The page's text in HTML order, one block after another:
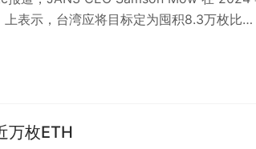
表示，台湾应将目标定为囤积8.3万枚比…
万枚ETH